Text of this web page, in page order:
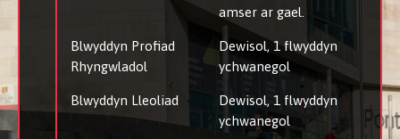
amser ar gael.
Blwyddyn Profiad
Rhyngwladol
Dewisol, 1 flwyddyn
ychwanegol
Blwyddyn Lleoliad
Dewisol, 1 flwyddyn
ychwanegol